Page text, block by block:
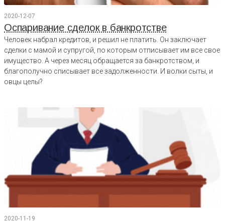
2020-12-07
Оспаривание сделок в банкротстве
Человек набрал кредитов, и решил не платить. Он заключает
сделки с мамой и супругой, по которым отписывает им все свое
имущество. А через месяц обращается за банкротством, и
благополучно списывает все задолженности. И волки сыты, и
овцы целы?
2020-11-19